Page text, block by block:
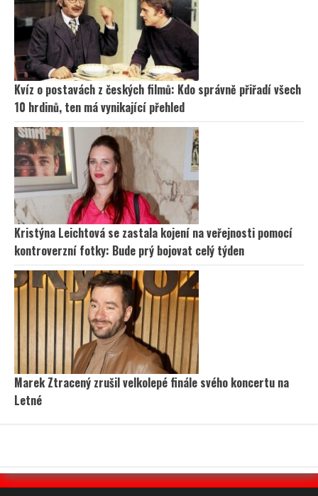
Kvíz o postavách z českých filmů: Kdo správně přiřadí všech
10 hrdinů, ten má vynikající přehled
Kristýna Leichtová se zastala kojení na veřejnosti pomocí
kontroverzní fotky: Bude prý bojovat celý týden
Marek Ztracený zrušil velkolepé finále svého koncertu na
Letné